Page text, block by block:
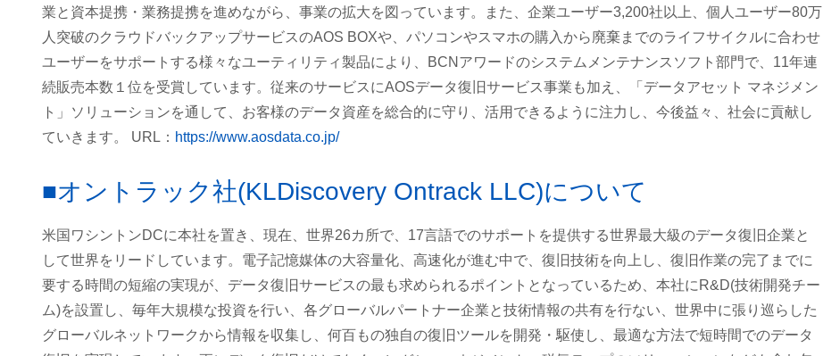
業と資本提携・業務提携を進めながら、事業の拡大を図っています。また、企業ユーザー3,200社以上、個人ユーザー80万
人突破のクラウドバックアップサービスのAOS BOXや、パソコンやスマホの購入から廃棄までのライフサイクルに合わせ
ユーザーをサポートする様々なユーティリティ製品により、BCNアワードのシステムメンテナンスソフト部門で、11年連
続販売本数１位を受賞しています。従来のサービスにAOSデータ復旧サービス事業も加え、「データアセット マネジメン
ト」ソリューションを通して、お客様のデータ資産を総合的に守り、活用できるように注力し、今後益々、社会に貢献し
ていきます。 URL： https://www.aosdata.co.jp/
■オントラック社(KLDiscovery Ontrack LLC)について
米国ワシントンDCに本社を置き、現在、世界26カ所で、17言語でのサポートを提供する世界最大級のデータ復旧企業と
して世界をリードしています。電子記憶媒体の大容量化、高速化が進む中で、復旧技術を向上し、復旧作業の完了までに
要する時間の短縮の実現が、データ復旧サービスの最も求められるポイントとなっているため、本社にR&D(技術開発チー
ム)を設置し、毎年大規模な投資を行い、各グローバルパートナー企業と技術情報の共有を行ない、世界中に張り巡らした
グローバルネットワークから情報を収集し、何百もの独自の復旧ツールを開発・駆使し、最適な方法で短時間でのデータ